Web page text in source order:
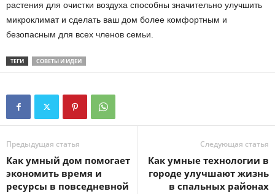
растения для очистки воздуха способны значительно улучшить
микроклимат и сделать ваш дом более комфортным и
безопасным для всех членов семьи.
ТЕГИ СОВЕТЫ И ИДЕИ
Предыдущая статья
Как умный дом помогает
экономить время и
ресурсы в повседневной
Следующая статья
Как умные технологии в
городе улучшают жизнь
в спальных районах